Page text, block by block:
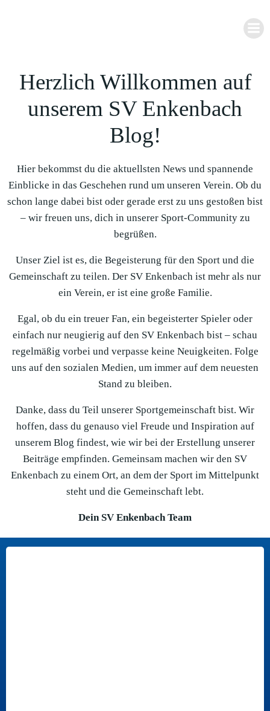
Herzlich Willkommen auf
unserem SV Enkenbach
Blog!
Hier bekommst du die aktuellsten News und spannende
Einblicke in das Geschehen rund um unseren Verein. Ob du
schon lange dabei bist oder gerade erst zu uns gestoßen bist
– wir freuen uns, dich in unserer Sport-Community zu
begrüßen.
Unser Ziel ist es, die Begeisterung für den Sport und die
Gemeinschaft zu teilen. Der SV Enkenbach ist mehr als nur
ein Verein, er ist eine große Familie.
Egal, ob du ein treuer Fan, ein begeisterter Spieler oder
einfach nur neugierig auf den SV Enkenbach bist – schau
regelmäßig vorbei und verpasse keine Neuigkeiten. Folge
uns auf den sozialen Medien, um immer auf dem neuesten
Stand zu bleiben.
Danke, dass du Teil unserer Sportgemeinschaft bist. Wir
hoffen, dass du genauso viel Freude und Inspiration auf
unserem Blog findest, wie wir bei der Erstellung unserer
Beiträge empfinden. Gemeinsam machen wir den SV
Enkenbach zu einem Ort, an dem der Sport im Mittelpunkt
steht und die Gemeinschaft lebt.
Dein SV Enkenbach Team